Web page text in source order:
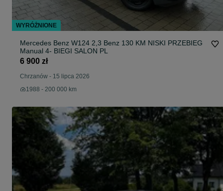
Mercedes Benz W124 2,3 Benz 130 KM NISKI PRZEBIEG
Manual 4- BIEGI SALON PL
6 900 zł
Chrzanów - 15 lipca 2026
1988 - 200 000 km
WYRÓŻNIONE